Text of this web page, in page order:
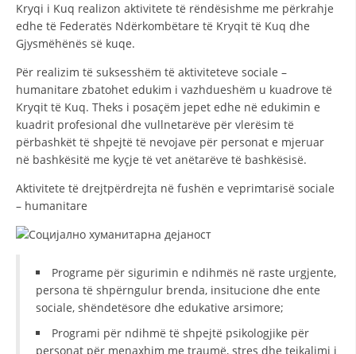
LIGJI I KRYQIT TË KUQ
STATUTI I KRYQIT TË KUQ
ORGANIZIMI DHE ZHVILLIMI
STRUKTURA DHE STRUKTURA ORGANIZATIVE
DREJTA NDERKOMBETARE HUMANITARE
PËRDORIMIN DHE MBROJTJEN E STEMËS
Kryqi i Kuq realizon aktivitete të rëndësishme me përkrahje
edhe të Federatës Ndërkombëtare të Kryqit të Kuq dhe
Gjysmëhënës së kuqe.
Për realizim të suksesshëm të aktiviteteve sociale –
humanitare zbatohet edukim i vazhdueshëm u kuadrove të
Kryqit të Kuq. Theks i posaçëm jepet edhe në edukimin e
kuadrit profesional dhe vullnetarëve për vlerësim të
përbashkët të shpejtë të nevojave për personat e mjeruar
në bashkësitë me kyçje të vet anëtarëve të bashkësisë.
Aktivitete të drejtpërdrejta në fushën e veprimtarisë sociale
– humanitare
Programe për sigurimin e ndihmës në raste urgjente,
persona të shpërngulur brenda, insitucione dhe ente
sociale, shëndetësore dhe edukative arsimore;
Programi për ndihmë të shpejtë psikologjike për
personat për menaxhim me traumë, stres dhe tejkalimi i